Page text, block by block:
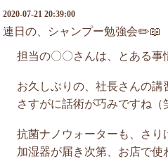
2020-07-21 20:39:00
連日の、シャンプー勉強会✏️📖
担当の〇〇さんは、とある
お久しぶりの、社長さんの講
さすがに話術が巧みですね（
抗菌ナノウォーターも、さり
加湿器が届き次第、お店で使